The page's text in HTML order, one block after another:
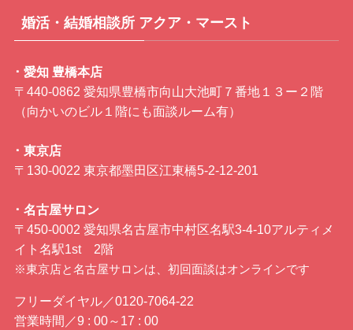
婚活・結婚相談所 アクア・マースト
･ 愛知 豊橋本店
〒440-0862 愛知県豊橋市向山大池町７番地１３ー２階
（向かいのビル１階にも面談ルーム有）
･ 東京店
〒130-0022 東京都墨田区江東橋5-2-12-201
･ 名古屋サロン
〒450-0002 愛知県名古屋市中村区名駅3-4-10アルティメ
イト名駅1st 2階
※東京店と名古屋サロンは、初回面談はオンラインです
フリーダイヤル／0120-7064-22
営業時間／9 : 00～17 : 00